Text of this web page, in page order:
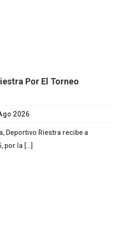
Por El Torneo
2026
Deportivo Riestra recibe a
por la […]